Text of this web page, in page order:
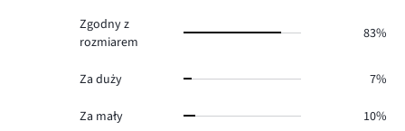
Zgodny z
rozmiarem
83%
Za duży 7%
Za mały 10%